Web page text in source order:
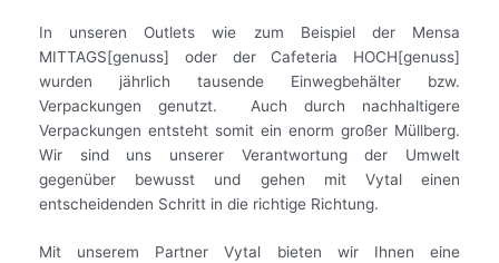
In unseren Outlets wie zum Beispiel der Mensa
MITTAGS[genuss] oder der Cafeteria HOCH[genuss]
wurden jährlich tausende Einwegbehälter bzw.
Verpackungen genutzt. Auch durch nachhaltigere
Verpackungen entsteht somit ein enorm großer Müllberg.
Wir sind uns unserer Verantwortung der Umwelt
gegenüber bewusst und gehen mit Vytal einen
entscheidenden Schritt in die richtige Richtung.
Mit unserem Partner Vytal bieten wir Ihnen eine